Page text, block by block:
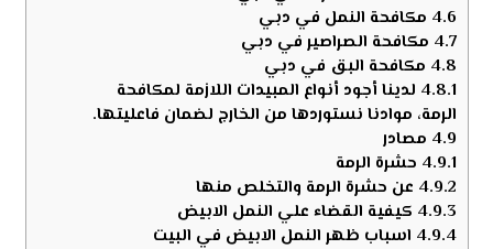
4.6 مكافحة النمل في دبي
4.7 مكافحة الصراصير في دبي
4.8 مكافحة البق في دبي
4.8.1 لدينا أجود أنواع المبيدات اللازمة لمكافحة
الرمة، موادنا نستوردها من الخارج لضمان فاعليتها.
4.9 مصادر
4.9.1 حشرة الرمة
4.9.2 عن حشرة الرمة والتخلص منها
4.9.3 كيفية القضاء علي النمل الابيض
4.9.4 اسباب ظهر النمل الابيض في البيت